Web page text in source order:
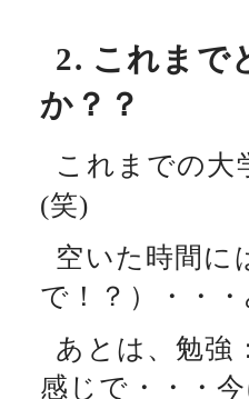
2. これまで
か？？
これまでの大
(笑)
空いた時間に
で！？）・・
あとは、勉強
感じで・・・